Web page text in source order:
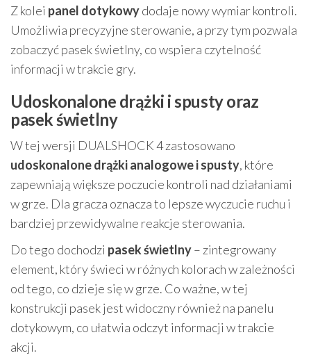
Z kolei panel dotykowydodaje nowy wymiar kontroli.
Umożliwia precyzyjne sterowanie, a przy tym pozwala
zobaczyć pasek świetlny, co wspiera czytelność
informacji w trakcie gry.
Udoskonalone drążki i spusty oraz
pasek świetlny
W tej wersji DUALSHOCK 4 zastosowano
udoskonalone drążki analogowe i spusty, które
zapewniają większe poczucie kontroli nad działaniami
w grze. Dla gracza oznacza to lepsze wyczucie ruchu i
bardziej przewidywalne reakcje sterowania.
Do tego dochodzi pasek świetlny– zintegrowany
element, który świeci w różnych kolorach w zależności
od tego, co dzieje się w grze. Co ważne, w tej
konstrukcji pasek jest widoczny również na panelu
dotykowym, co ułatwia odczyt informacji w trakcie
akcji.